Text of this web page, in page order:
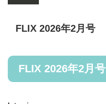
FLIX 2026年2月号
FLIX 2026年2月号